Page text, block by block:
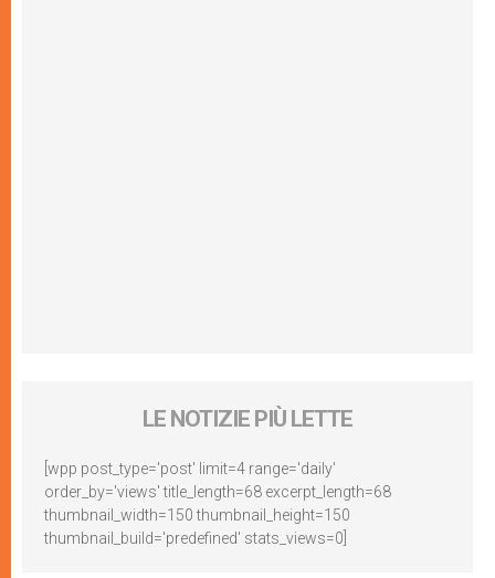
LE NOTIZIE PIÙ LETTE
[wpp post_type='post' limit=4 range='daily'
order_by='views' title_length=68 excerpt_length=68
thumbnail_width=150 thumbnail_height=150
thumbnail_build='predefined' stats_views=0]